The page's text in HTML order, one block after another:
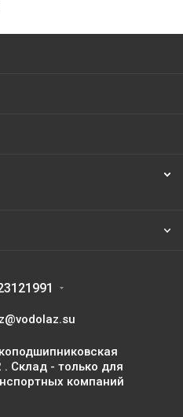
. Склад - только для
компаний